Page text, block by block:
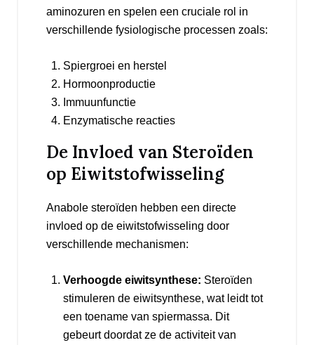
aminozuren en spelen een cruciale rol in
verschillende fysiologische processen zoals:
Spiergroei en herstel
Hormoonproductie
Immuunfunctie
Enzymatische reacties
De Invloed van Steroïden
op Eiwitstofwisseling
Anabole steroïden hebben een directe
invloed op de eiwitstofwisseling door
verschillende mechanismen:
Verhoogde eiwitsynthese: Steroïden
stimuleren de eiwitsynthese, wat leidt tot
een toename van spiermassa. Dit
gebeurt doordat ze de activiteit van